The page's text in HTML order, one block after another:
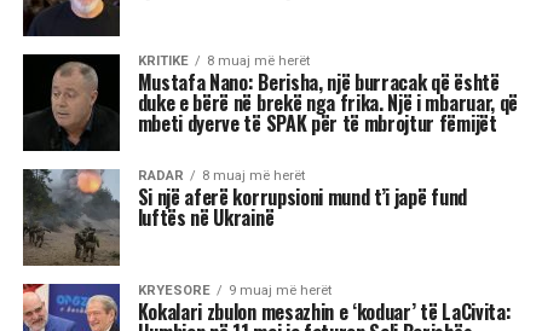
Pasdite, Albana Koçiu vendosi që kjo histori të
mos mbetej vetëm nëpër portale, por të na
shpjegohej personalisht edhe nga vetë ajo, me
një status në Facebook. Me tone serioze,
ministrja na tregoi se kishte marrë një denoncim
nga një bashkatdhetar në New York, kishte bërë
verifikimin dhe kishte zbatuar ligjin: zv.ministri
duhej të ikte.
Dhe kështu, vendi mësoi mes “dorës së hekurt”